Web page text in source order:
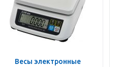
Весы электронные